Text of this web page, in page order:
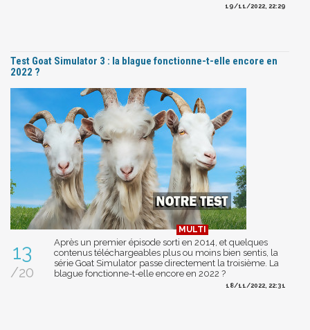
19/11/2022, 22:29
Test Goat Simulator 3 : la blague fonctionne-t-elle encore en
2022 ?
13
/20
Après un premier épisode sorti en 2014, et quelques
contenus téléchargeables plus ou moins bien sentis, la
série Goat Simulator passe directement la troisième. La
blague fonctionne-t-elle encore en 2022 ?
18/11/2022, 22:31